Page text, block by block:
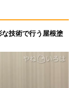
技術で行う屋根塗